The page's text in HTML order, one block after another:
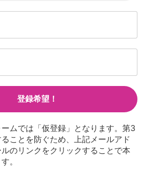
ームでは「仮登録」となります。第3
ことを防ぐため、上記メールアド
のリンクをクリックすることで本
。